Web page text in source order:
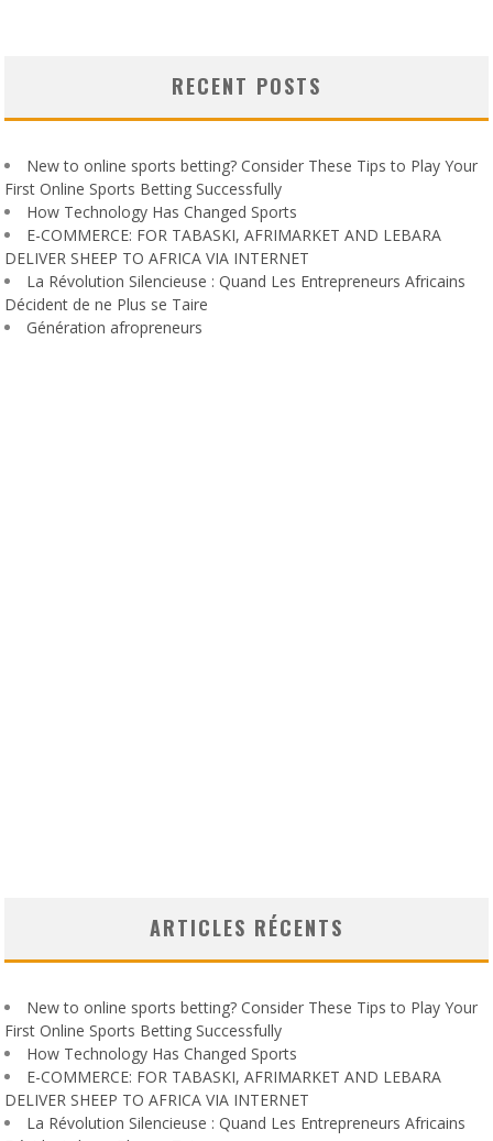
RECENT POSTS
New to online sports betting? Consider These Tips to Play Your
First Online Sports Betting Successfully
How Technology Has Changed Sports
E-COMMERCE: FOR TABASKI, AFRIMARKET AND LEBARA
DELIVER SHEEP TO AFRICA VIA INTERNET
La Révolution Silencieuse : Quand Les Entrepreneurs Africains
Décident de ne Plus se Taire
Génération afropreneurs
ARTICLES RÉCENTS
New to online sports betting? Consider These Tips to Play Your
First Online Sports Betting Successfully
How Technology Has Changed Sports
E-COMMERCE: FOR TABASKI, AFRIMARKET AND LEBARA
DELIVER SHEEP TO AFRICA VIA INTERNET
La Révolution Silencieuse : Quand Les Entrepreneurs Africains